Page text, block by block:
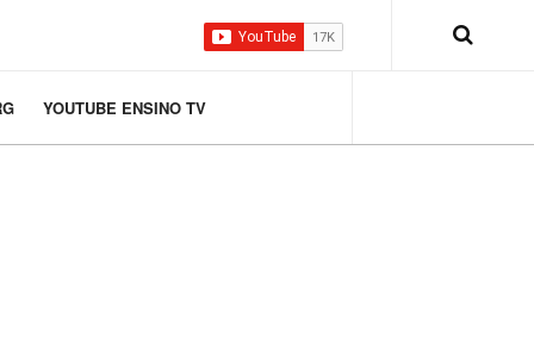
YOUTUBE ENSINO TV